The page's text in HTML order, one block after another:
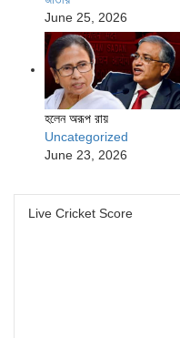
June 25, 2026
হলেন অরূপ রায়
Uncategorized
June 23, 2026
Live Cricket Score